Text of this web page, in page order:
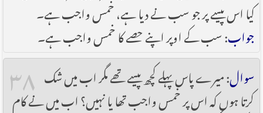
کیا اس پیسے پر جو سب نے دیا ہے، خمس واجب ہے۔
جواب: سب کے اوپر اپنے حصے کا خمس واجب ہے۔
۳۸ سوال: میرے پاس پہلے کچھ پیسے تھے مگر اب میں شک
کرتا ہوں کہ اس پر خمس واجب تھا یا نہیں؟ اب میں نے کام